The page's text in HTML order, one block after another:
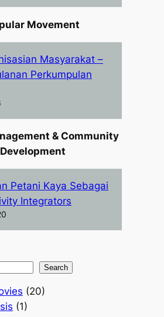
Movement
Masyarakat –
Perkumpulan
& Community
Development
Petani Kaya Sebagai
Integrators
Search
(20)
(1)